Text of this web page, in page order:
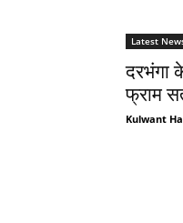
Latest
दरभंगा
फ्राम
Kulwant